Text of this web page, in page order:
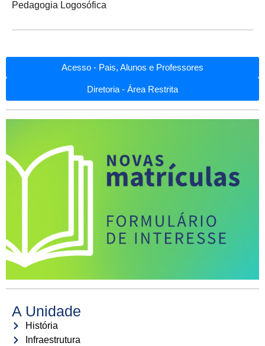
Pedagogia Logosófica
Acesso - Pais, Alunos e Professores
Diretoria - Área Restrita
A Unidade
História
Infraestrutura